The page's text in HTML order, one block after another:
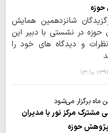
شانزدهمین همایش
حوزه در نشستی با دبیر این
و دیدگاه های خود را
۱۳:۱۰
برگزار می‌شود
مشترک مرکز نور با مدیران
حوزه